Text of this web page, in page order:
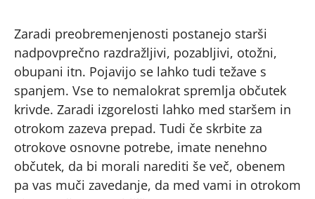
Zaradi preobremenjenosti postanejo starši
nadpovprečno razdražljivi, pozabljivi, otožni,
obupani itn. Pojavijo se lahko tudi težave s
spanjem. Vse to nemalokrat spremlja občutek
krivde. Zaradi izgorelosti lahko med staršem in
otrokom zazeva prepad. Tudi če skrbite za
otrokove osnovne potrebe, imate nenehno
občutek, da bi morali narediti še več, obenem
pa vas muči zavedanje, da med vami in otrokom